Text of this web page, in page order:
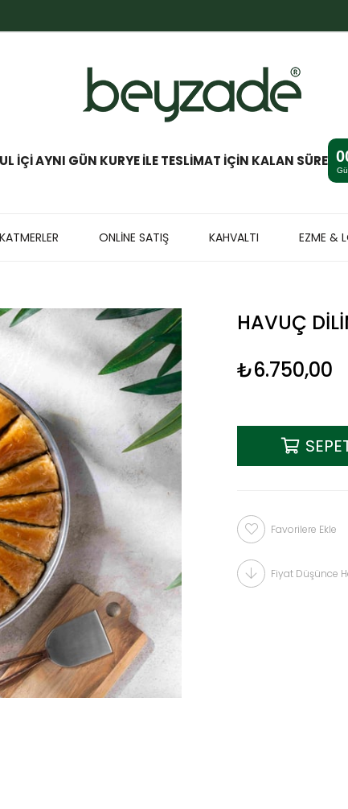
İÇİ AYNI GÜN KURYE İLE TESLİMAT İÇİN KALAN SÜRE
KATMERLER ONLİNE SATIŞ KAHVALTI EZME &
HAVUÇ
₺6.750,00
Favorilere Ekle
Fiyat Düşünce